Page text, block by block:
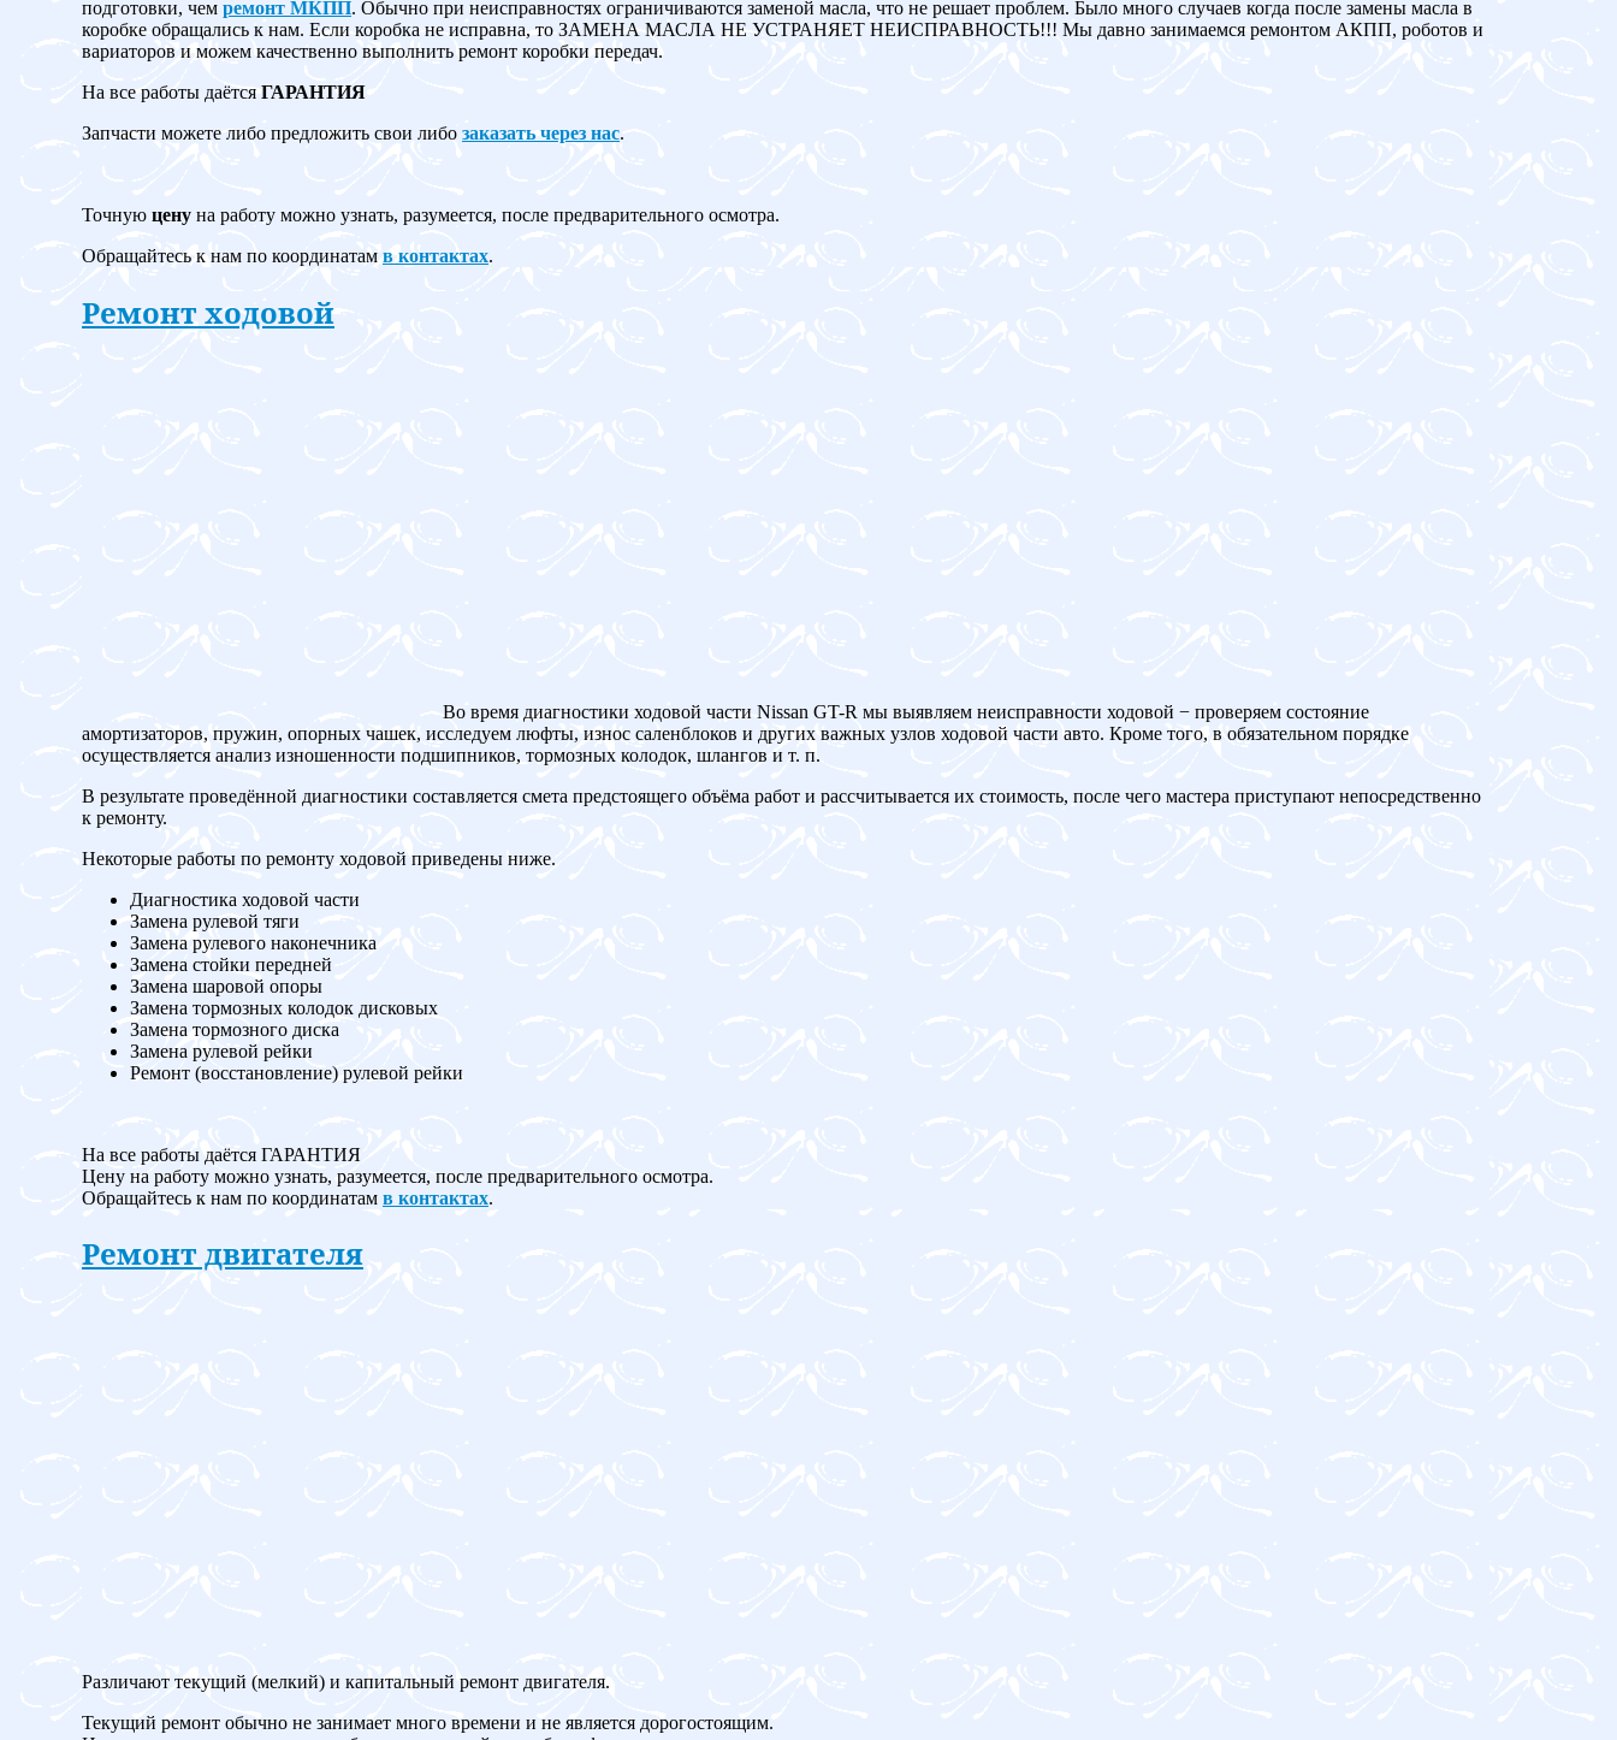
подготовки, чем ремонт МКПП. Обычно при неисправностях ограничиваются заменой масла, что не решает проблем. Было много случаев когда после замены масла в
коробке обращались к нам. Если коробка не исправна, то ЗАМЕНА МАСЛА НЕ УСТРАНЯЕТ НЕИСПРАВНОСТЬ!!! Мы давно занимаемся ремонтом АКПП, роботов и
вариаторов и можем качественно выполнить ремонт коробки передач.
На все работы даётся ГАРАНТИЯ
Запчасти можете либо предложить свои либо заказать через нас.
Точную цену на работу можно узнать, разумеется, после предварительного осмотра.
Обращайтесь к нам по координатам в контактах.
Ремонт ходовой
Во время диагностики ходовой части Nissan GT-R мы выявляем неисправности ходовой − проверяем состояние
амортизаторов, пружин, опорных чашек, исследуем люфты, износ саленблоков и других важных узлов ходовой части авто. Кроме того, в обязательном порядке
осуществляется анализ изношенности подшипников, тормозных колодок, шлангов и т. п.
В результате проведённой диагностики составляется смета предстоящего объёма работ и рассчитывается их стоимость, после чего мастера приступают непосредственно
к ремонту.
Некоторые работы по ремонту ходовой приведены ниже.
Диагностика ходовой части
Замена рулевой тяги
Замена рулевого наконечника
Замена стойки передней
Замена шаровой опоры
Замена тормозных колодок дисковых
Замена тормозного диска
Замена рулевой рейки
Ремонт (восстановление) рулевой рейки
На все работы даётся ГАРАНТИЯ
Цену на работу можно узнать, разумеется, после предварительного осмотра.
Обращайтесь к нам по координатам в контактах.
Ремонт двигателя
Различают текущий (мелкий) и капитальный ремонт двигателя.
Текущий ремонт обычно не занимает много времени и не является дорогостоящим.